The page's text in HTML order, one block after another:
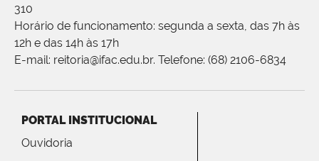
310
Horário de funcionamento: segunda a sexta, das 7h às
12h e das 14h às 17h
E-mail: reitoria@ifac.edu.br. Telefone: (68) 2106-6834
PORTAL INSTITUCIONAL
Ouvidoria